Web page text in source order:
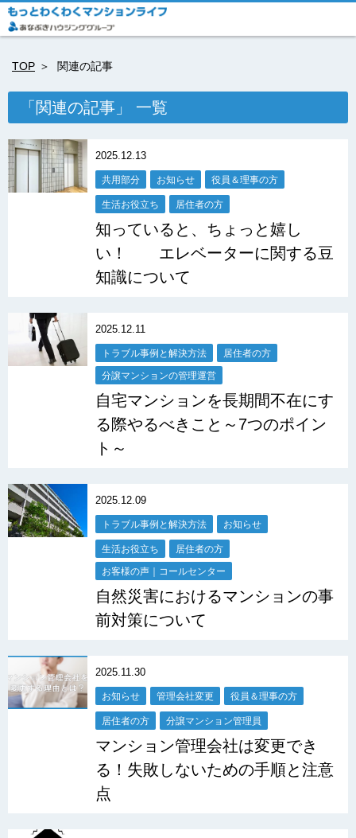
TOP 関連の記事
「関連の記事」 一覧
2025.12.13
共用部分 お知らせ 役員＆理事の方
生活お役立ち 居住者の方
知っていると、ちょっと嬉し
い！ エレベーターに関する豆
知識について
2025.12.11
トラブル事例と解決方法 居住者の方
分譲マンションの管理運営
自宅マンションを長期間不在にす
る際やるべきこと～7つのポイン
ト～
2025.12.09
トラブル事例と解決方法 お知らせ
生活お役立ち 居住者の方
お客様の声｜コールセンター
自然災害におけるマンションの事
前対策について
2025.11.30
お知らせ 管理会社変更 役員＆理事の方
居住者の方 分譲マンション管理員
マンション管理会社は変更でき
る！失敗しないための手順と注意
点